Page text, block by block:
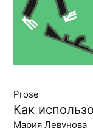
Prose
Как
Мария Левунова